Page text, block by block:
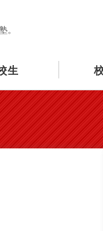
。
生